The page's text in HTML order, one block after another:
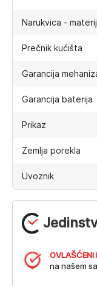
OVLAŠĆENI
na našem
Narukvica -
Prečnik kućišta
Garancija
Garancija baterija
Prikaz
Zemlja porekla
Uvoznik